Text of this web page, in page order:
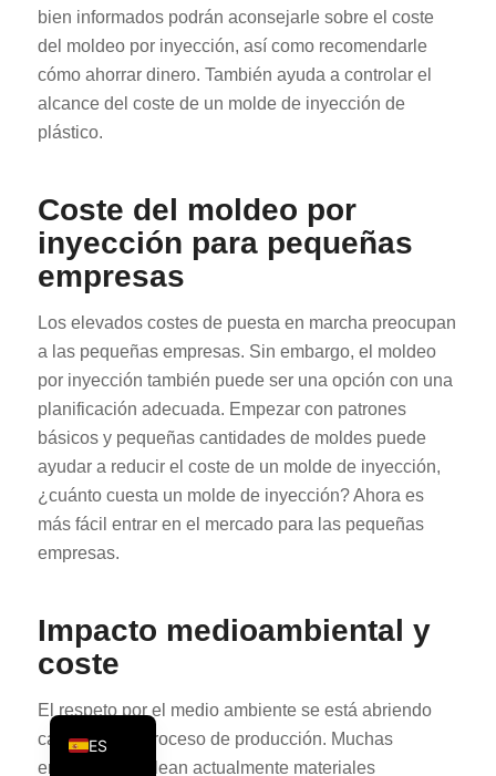
bien informados podrán aconsejarle sobre el coste
del moldeo por inyección, así como recomendarle
cómo ahorrar dinero. También ayuda a controlar el
alcance del coste de un molde de inyección de
plástico.
Coste del moldeo por
inyección para pequeñas
empresas
Los elevados costes de puesta en marcha preocupan
a las pequeñas empresas. Sin embargo, el moldeo
por inyección también puede ser una opción con una
planificación adecuada. Empezar con patrones
básicos y pequeñas cantidades de moldes puede
ayudar a reducir el coste de un molde de inyección,
¿cuánto cuesta un molde de inyección? Ahora es
más fácil entrar en el mercado para las pequeñas
empresas.
Impacto medioambiental y
coste
El respeto por el medio ambiente se está abriendo
camino en el proceso de producción. Muchas
empresas emplean actualmente materiales
ES
EN
IT
FR
RU
NL
PL
TR
AR
JA
KO
CS
DA
FI
EL
HU
RO